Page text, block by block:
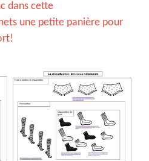
dans cette
une petite panière pour